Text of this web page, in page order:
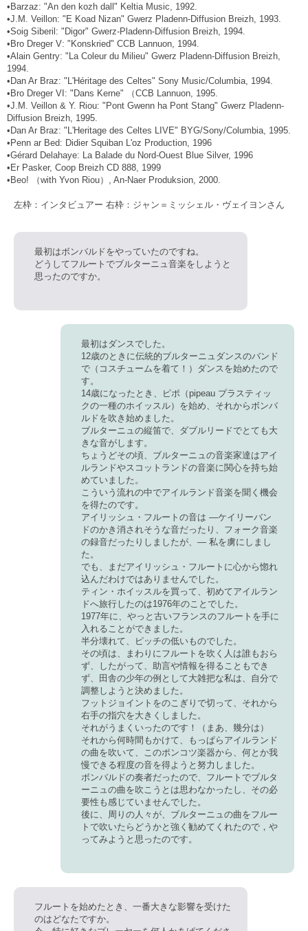
•Barzaz: "An den kozh dall" Keltia Music, 1992.
•J.M. Veillon: "E Koad Nizan" Gwerz Pladenn-Diffusion Breizh, 1993.
•Soig Siberil: "Digor" Gwerz-Pladenn-Diffusion Breizh, 1994.
•Bro Dreger V: "Konskried" CCB Lannuon, 1994.
•Alain Gentry: "La Coleur du Milieu" Gwerz Pladenn-Diffusion Breizh,
1994.
•Dan Ar Braz: "L'Héritage des Celtes" Sony Music/Columbia, 1994.
•Bro Dreger VI: "Dans Kerne" （CCB Lannuon, 1995.
•J.M. Veillon & Y. Riou: "Pont Gwenn ha Pont Stang" Gwerz Pladenn-
Diffusion Breizh, 1995.
•Dan Ar Braz: "L'Heritage des Celtes LIVE" BYG/Sony/Columbia, 1995.
•Penn ar Bed: Didier Squiban L'oz Production, 1996
•Gérard Delahaye: La Balade du Nord-Ouest Blue Silver, 1996
•Er Pasker, Coop Breizh CD 888, 1999
•Beo! （with Yvon Riou）, An-Naer Produksion, 2000.
左枠：インタビュアー 右枠：ジャン＝ミッシェル・ヴェイヨンさん
最初はボンバルドをやっていたのですね。
どうしてフルートでブルターニュ音楽をしようと
思ったのですか。
最初はダンスでした。
12歳のときに伝統的ブルターニュダンスのバンド
で（コスチュームを着て！）ダンスを始めたので
す。
14歳になったとき、ピポ（pipeau プラスティッ
クの一種のホイッスル）を始め、それからボンバ
ルドを吹き始めました。
ブルターニュの縦笛で、ダブルリードでとても大
きな音がします。
ちょうどその頃、ブルターニュの音楽家達はアイ
ルランドやスコットランドの音楽に関心を持ち始
めていました。
こういう流れの中でアイルランド音楽を聞く機会
を得たのです。
アイリッシュ・フルートの音は ―ケイリーバン
ドのかき消されそうな音だったり、フォーク音楽
の録音だったりしましたが、― 私を虜にしまし
た。
でも、まだアイリッシュ・フルートに心から惚れ
込んだわけではありませんでした。
ティン・ホイッスルを買って、初めてアイルラン
ドへ旅行したのは1976年のことでした。
1977年に、やっと古いフランスのフルートを手に
入れることができました。
半分壊れて、ピッチの低いものでした。
その頃は、まわりにフルートを吹く人は誰もおら
ず、したがって、助言や情報を得ることもでき
ず、田舎の少年の例として大雑把な私は、自分で
調整しようと決めました。
フットジョイントをのこぎりで切って、それから
右手の指穴を大きくしました。
それがうまくいったのです！（まあ、幾分は）
それから何時間もかけて、もっぱらアイルランド
の曲を吹いて、このポンコツ楽器から、何とか我
慢できる程度の音を得ようと努力しました。
ボンバルドの奏者だったので、フルートでブルタ
ーニュの曲を吹こうとは思わなかったし、その必
要性も感じていませんでした。
後に、周りの人々が、ブルターニュの曲をフルー
トで吹いたらどうかと強く勧めてくれたので，や
ってみようと思ったのです。
フルートを始めたとき、一番大きな影響を受けた
のはどなたですか。